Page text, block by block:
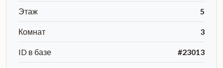
Этаж 5
Комнат 3
ID в базе #23013